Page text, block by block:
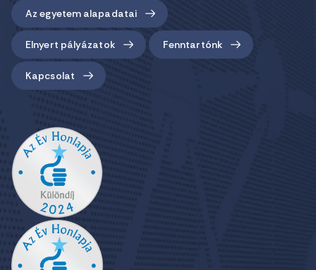
Az egyetem alapadatai
Elnyert pályázatok Fenntartónk
Kapcsolat